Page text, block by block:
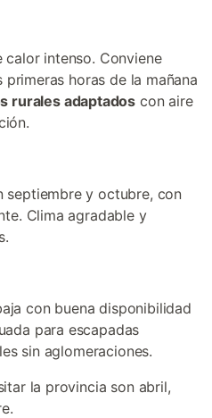
calor intenso. Conviene
horas de la mañana
rurales adaptados con aire
septiembre y octubre, con
Clima agradable y
con buena disponibilidad
para escapadas
sin aglomeraciones.
la provincia son abril,